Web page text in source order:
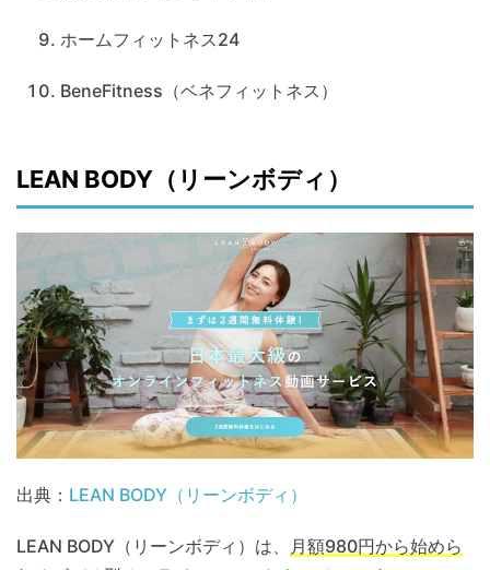
ホームフィットネス24
BeneFitness（ベネフィットネス）
LEAN BODY（リーンボディ）
出典： LEAN BODY（リーンボディ）
LEAN BODY（リーンボディ）は、
月額980円から始めら